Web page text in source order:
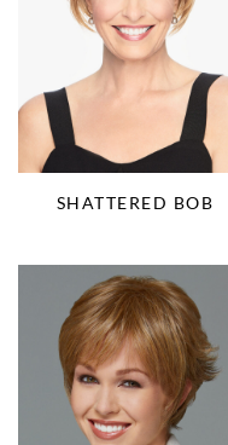
SHATTERED BOB